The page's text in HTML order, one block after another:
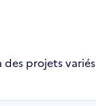
projets